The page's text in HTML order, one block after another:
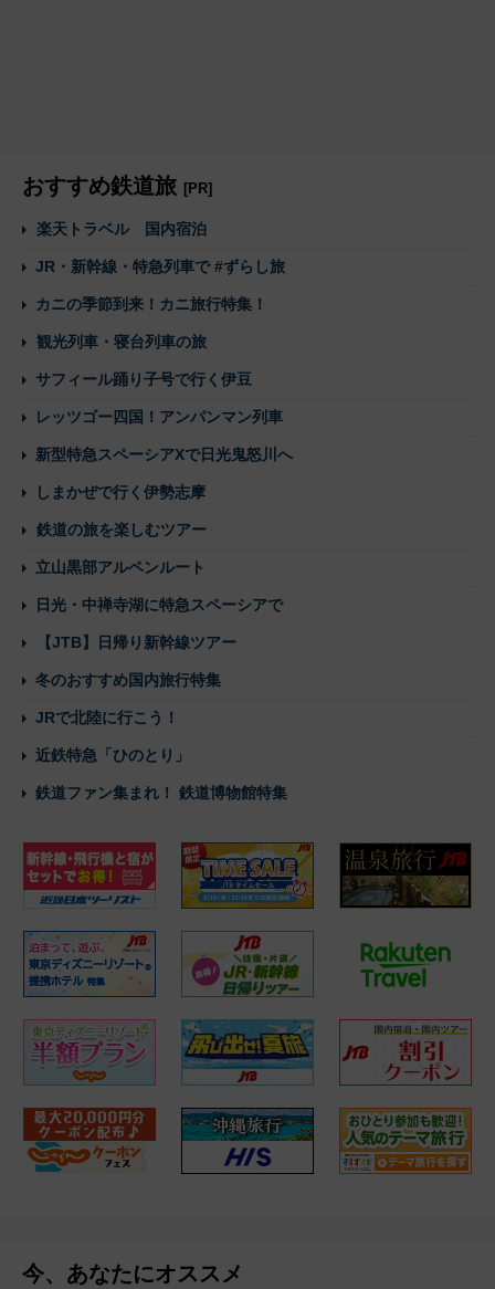
おすすめ鉄道旅 [PR]
楽天トラベル 国内宿泊
JR・新幹線・特急列車で #ずらし旅
カニの季節到来！カニ旅行特集！
観光列車・寝台列車の旅
サフィール踊り子号で行く伊豆
レッツゴー四国！アンパンマン列車
新型特急スペーシアXで日光鬼怒川へ
しまかぜで行く伊勢志摩
鉄道の旅を楽しむツアー
立山黒部アルペンルート
日光・中禅寺湖に特急スペーシアで
【JTB】日帰り新幹線ツアー
冬のおすすめ国内旅行特集
JRで北陸に行こう！
近鉄特急「ひのとり」
鉄道ファン集まれ！ 鉄道博物館特集
今、あなたにオススメ